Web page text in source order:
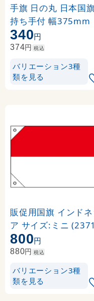
手旗 日の丸 日本国
持ち手付 幅375mm
340円
374円 税込
バリエーション3種
類を見る
販促用国旗 インド
ア サイズ:ミニ
)
800円
880円 税込
バリエーション3種
類を見る